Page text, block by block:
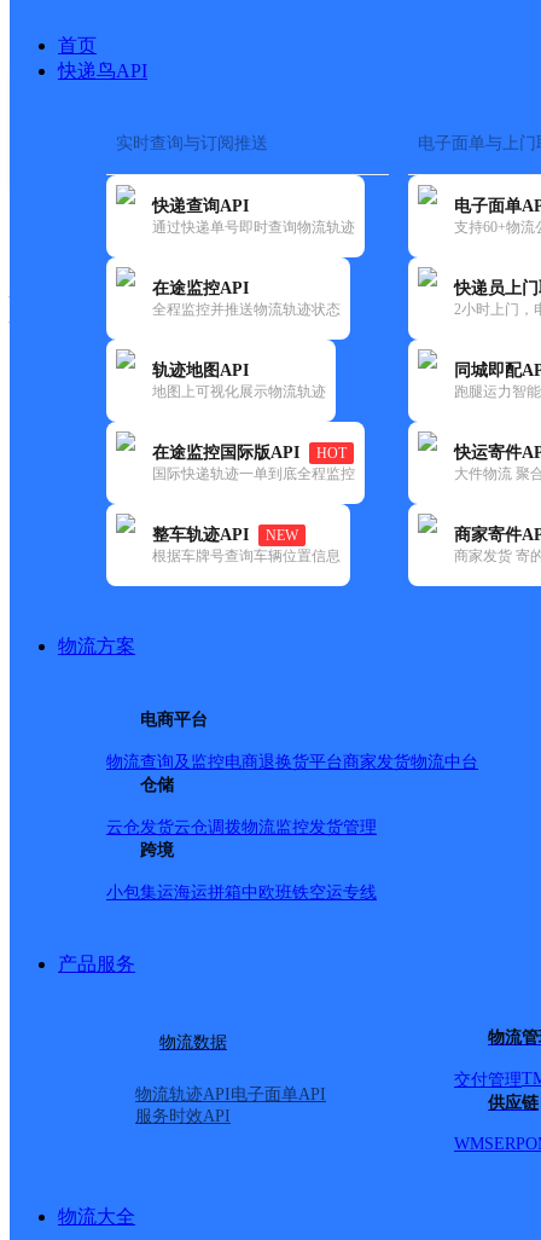
首页
快递鸟API
实时查询与订阅推送
快递查询API
通过快递单号即时查询物流轨迹
在途监控API
全程监控并推送物流轨迹状态
轨迹地图API
地图上可视化展示物流轨迹
在途监控国际版API
HOT
国际快递轨迹一单到底全程监控
整车轨迹API
NEW
根据车牌号查询车辆位置信息
电子面单与上门
电子面单
支持60+物流
快递员上
2小时上门，
同城即配
跑腿运力智
快运寄件
大件物流 聚
商家寄件
商家发货 寄
物流方案
电商平台
物流查询及监控电商退换货平台商家发货物流中台
仓储
云仓发货云仓调拨物流监控发货管理
跨境
小包集运海运拼箱中欧班铁空运专线
产品服务
物流数据
物流轨迹API电子面单API
服务时效API
物流
交付管理
供应链
WMSERP
物流大全
快运大全 快递时效
极兔
保山隆阳区板桥网点
更新时间：2021-11-26 00:00:00
所属快递：极兔速递
所属区域：云南省-保山市-隆阳区
网点地址：云南省保山市隆阳区板桥镇高速路出口20米民
网点负责人：